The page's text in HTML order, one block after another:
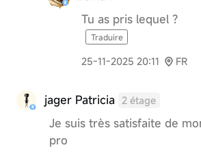
Tu as pris lequel ?
Traduire
25-11-2025 20:11 FR
jager Patricia 2 étage
Je suis très satisfaite de
pro